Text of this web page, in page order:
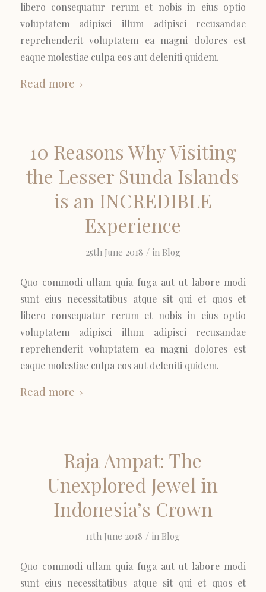
libero consequatur rerum et nobis in eius optio
voluptatem adipisci illum adipisci recusandae
reprehenderit voluptatem ea magni dolores est
eaque molestiae culpa eos aut deleniti quidem.
Read more
10 Reasons Why Visiting
the Lesser Sunda Islands
is an INCREDIBLE
Experience
25th June 2018 / in Blog
Quo commodi ullam quia fuga aut ut labore modi
sunt eius necessitatibus atque sit qui et quos et
libero consequatur rerum et nobis in eius optio
voluptatem adipisci illum adipisci recusandae
reprehenderit voluptatem ea magni dolores est
eaque molestiae culpa eos aut deleniti quidem.
Read more
Raja Ampat: The
Unexplored Jewel in
Indonesia’s Crown
11th June 2018 / in Blog
Quo commodi ullam quia fuga aut ut labore modi
sunt eius necessitatibus atque sit qui et quos et